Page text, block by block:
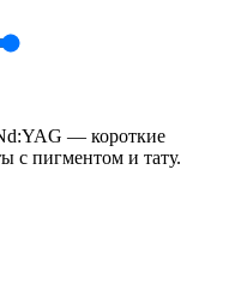
— короткие
с пигментом и тату.